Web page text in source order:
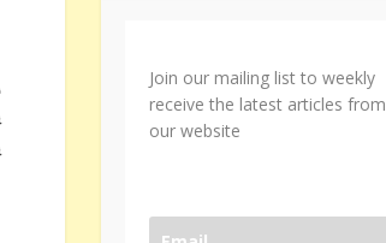
Join our mailing list to weekly
receive the latest articles from
our website